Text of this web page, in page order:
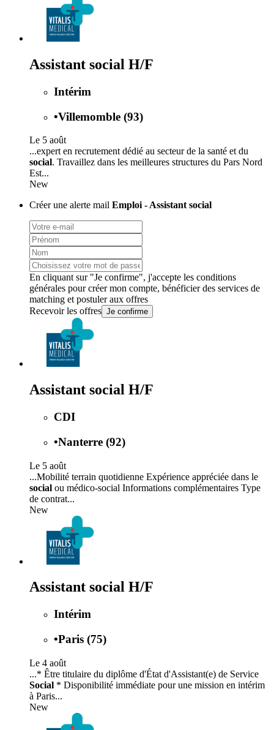
Assistant social H/F
Intérim
•Villemomble (93)
Le 5 août
...expert en recrutement dédié au secteur de la santé et du
social. Travaillez dans les meilleures structures du Pars Nord
Est...
New
Créer une alerte mail Emploi - Assistant social
En cliquant sur "Je confirme", j'accepte les conditions
générales pour créer mon compte, bénéficier des services de
matching et postuler aux offres
Recevoir les offres Je confirme
Assistant social H/F
CDI
•Nanterre (92)
Le 5 août
...Mobilité terrain quotidienne Expérience appréciée dans le
social ou médico-social Informations complémentaires Type
de contrat...
New
Assistant social H/F
Intérim
•Paris (75)
Le 4 août
...* Être titulaire du diplôme d'État d'Assistant(e) de Service
Social * Disponibilité immédiate pour une mission en intérim
à Paris...
New